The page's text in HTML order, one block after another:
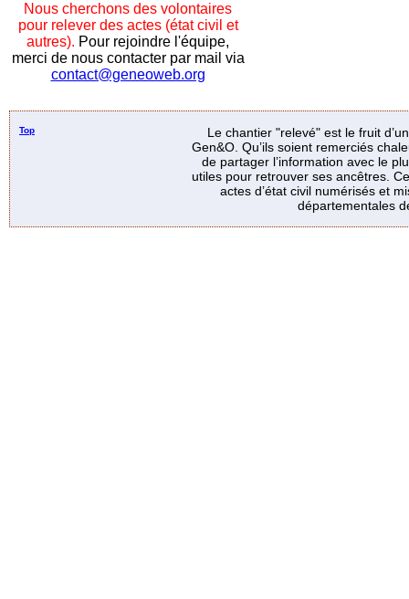
Nous cherchons des volontaires
pour relever des actes (état civil et
autres). Pour rejoindre l'équipe,
merci de nous contacter par mail via
contact@geneoweb.org
Top
Le chantier "relevé" est le fruit
Gen&O. Qu’ils soient remerciés
de partager l’information avec le
utiles pour retrouver ses ancêtres.
actes d’état civil numérisés et
départementales